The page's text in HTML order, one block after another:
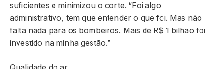
suficientes e minimizou o corte. “Foi algo
administrativo, tem que entender o que foi. Mas não
falta nada para os bombeiros. Mais de R$ 1 bilhão foi
investido na minha gestão.”